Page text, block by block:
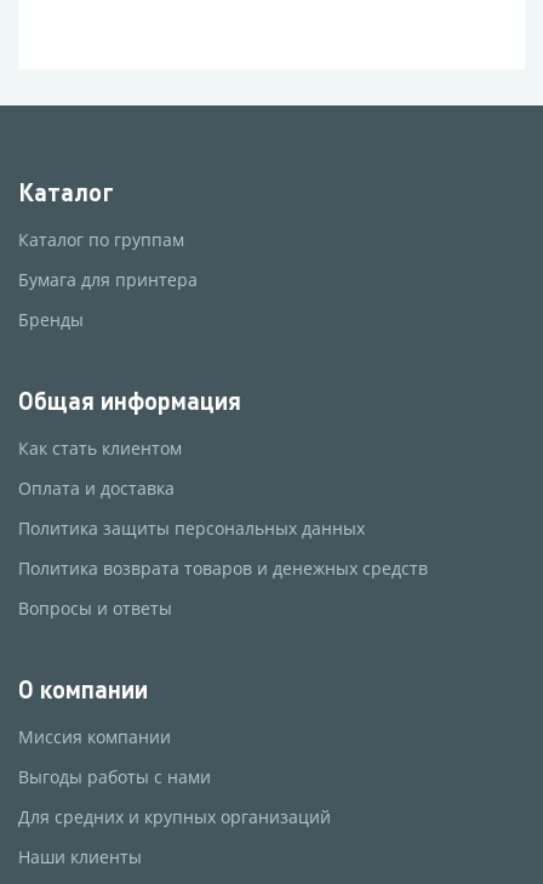
Каталог
Каталог по группам
Бумага для принтера
Бренды
Общая информация
Как стать клиентом
Оплата и доставка
Политика защиты персональных данных
Политика возврата товаров и денежных средств
Вопросы и ответы
О компании
Миссия компании
Выгоды работы с нами
Для средних и крупных организаций
Наши клиенты